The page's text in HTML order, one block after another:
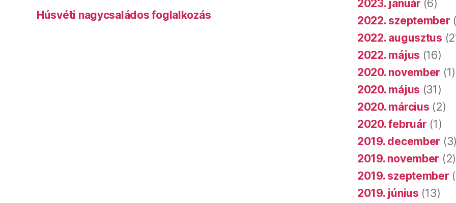
Húsvéti nagycsaládos foglalkozás
2023. január (6)
2022. szeptember
2022. augusztus
2022. május (16)
2020. november (1)
2020. május (31)
2020. március (2)
2020. február (1)
2019. december (3)
2019. november (2)
2019. szeptember
2019. június (13)